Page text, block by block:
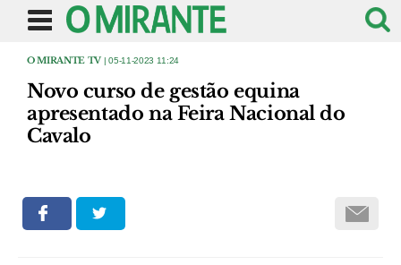
O MIRANTE TV | 05-11-2023 11:24
Novo curso de gestão equina
apresentado na Feira Nacional do
Cavalo